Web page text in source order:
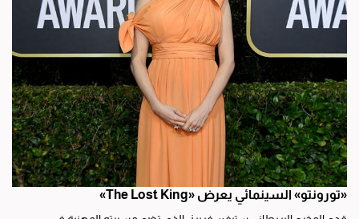
«تورونتو» السينمائي يعرض «The Lost King»